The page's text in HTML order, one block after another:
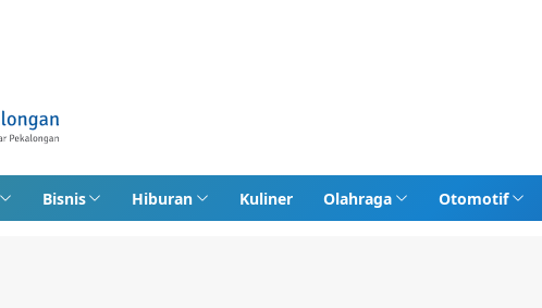
Bisnis Hiburan Kuliner Olahraga Otomotif